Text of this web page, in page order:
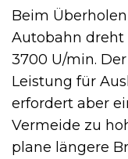
Beim
Autobahn dreht
3700 U/min.
Leistung für
erfordert aber
Vermeide zu
plane längere